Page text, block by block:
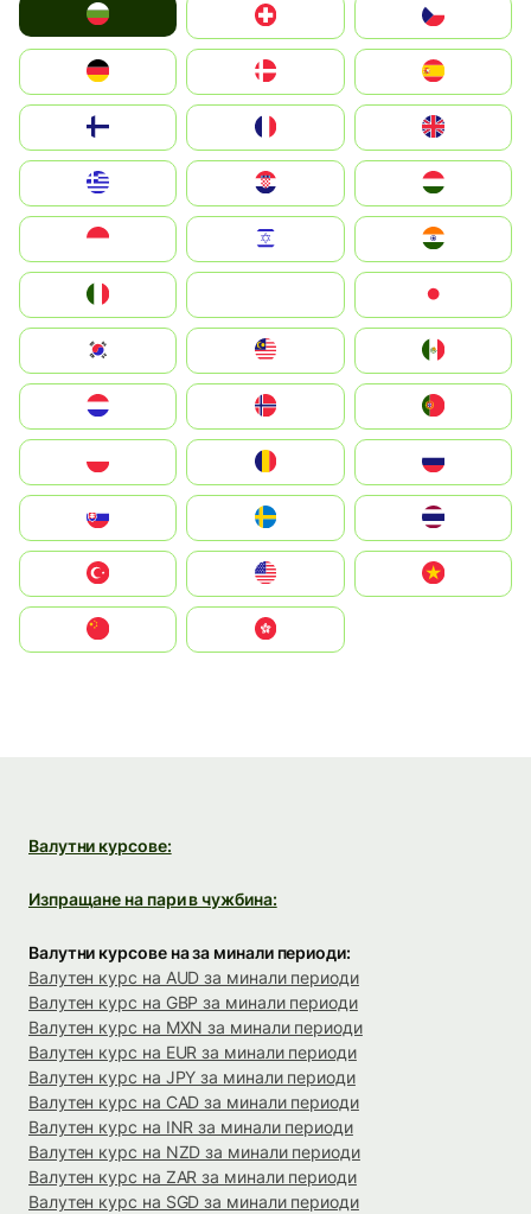
Switzerland
Deutschland
United Kingdom
Magyarország
South Korea
United States
中國香港特別行政區
Валутни курсове:
Изпращане на пари в чужбина:
Валутни курсове на за минали периоди:
Валутен курс на AUD за минали периоди
Валутен курс на GBP за минали периоди
Валутен курс на MXN за минали периоди
Валутен курс на EUR за минали периоди
Валутен курс на JPY за минали периоди
Валутен курс на CAD за минали периоди
Валутен курс на INR за минали периоди
Валутен курс на NZD за минали периоди
Валутен курс на ZAR за минали периоди
Валутен курс на SGD за минали периоди